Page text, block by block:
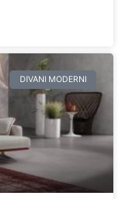
DIVANI MODERNI